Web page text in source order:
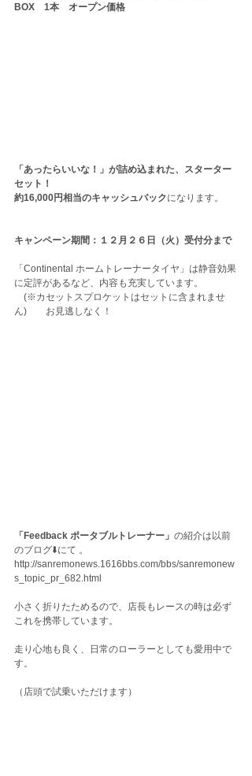
BOX　1本　オープン価格
「あったらいいな！」が詰め込まれた、スターター
セット！
約16,000円相当のキャッシュバックになります。
キャンペーン期間：１２月２６日（火）受付分まで
「Continental ホームトレーナータイヤ」は静音効果
に定評があるなど、内容も充実しています。
(※カセットスプロケットはセットに含まれませ
ん)　　お見逃しなく！
「Feedback ポータブルトレーナー」 の紹介は以前
のブログ⬇️にて 。
http://sanremonews.1616bbs.com/bbs/sanremonew
s_topic_pr_682.html
小さく折りたためるので、店長もレースの時は必ず
これを携帯しています。
走り心地も良く、日常のローラーとしても愛用中で
す。
（店頭で試乗いただけます）